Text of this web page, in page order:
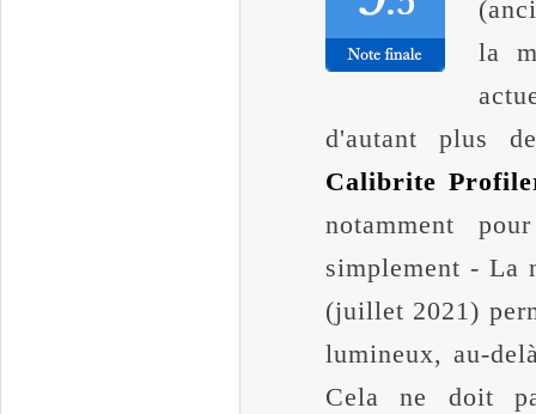
la
d'autant plus
Calibrite
notamment
simplement - La
(juillet 2021)
lumineux, au-
Cela ne doit